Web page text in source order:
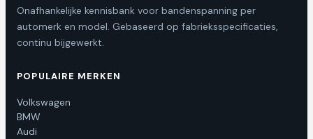
Onafhankelijke kennisbank voor bandenspanning per
automerk en model. Gebaseerd op fabrieksspecificaties,
continu bijgewerkt.
POPULAIRE MERKEN
Volkswagen
BMW
Audi